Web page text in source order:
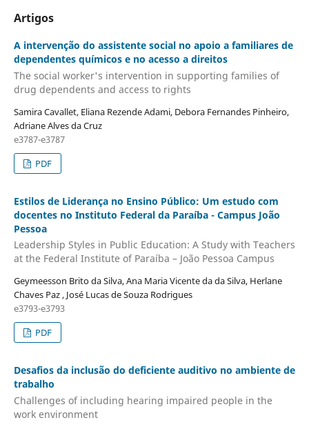
Artigos
A intervenção do assistente social no apoio a familiares de
dependentes químicos e no acesso a direitos
The social worker's intervention in supporting families of
drug dependents and access to rights
Samira Cavallet, Eliana Rezende Adami, Debora Fernandes Pinheiro,
Adriane Alves da Cruz
e3787-e3787
PDF
Estilos de Liderança no Ensino Público: Um estudo com
docentes no Instituto Federal da Paraíba - Campus João
Pessoa
Leadership Styles in Public Education: A Study with Teachers
at the Federal Institute of Paraíba – João Pessoa Campus
Geymeesson Brito da Silva, Ana Maria Vicente da da Silva, Herlane
Chaves Paz , José Lucas de Souza Rodrigues
e3793-e3793
PDF
Desafios da inclusão do deficiente auditivo no ambiente de
trabalho
Challenges of including hearing impaired people in the
work environment